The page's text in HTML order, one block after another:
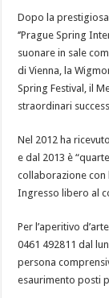
Dopo la
‘’Prague Spring
suonare in sale
di Vienna, la
Spring Festival, il
straordinari
Nel 2012 ha
e dal 2013 è
collaborazione con
Ingresso libero al
Per l’aperitivo
0461 492811 dal
persona
esaurimento posti